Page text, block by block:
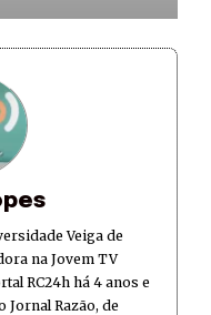
Veiga de
na Jovem TV
RC24h há 4 anos e
Jornal Razão, de